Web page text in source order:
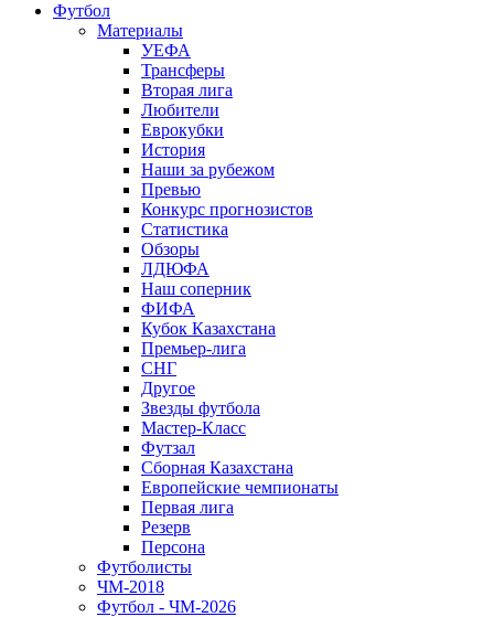
Футбол
Материалы
УЕФА
Трансферы
Вторая лига
Любители
Еврокубки
История
Наши за рубежом
Превью
Конкурс прогнозистов
Статистика
Обзоры
ЛДЮФА
Наш соперник
ФИФА
Кубок Казахстана
Премьер-лига
СНГ
Другое
Звезды футбола
Мастер-Класс
Футзал
Сборная Казахстана
Европейские чемпионаты
Первая лига
Резерв
Персона
Футболисты
ЧМ-2018
Футбол - ЧМ-2026